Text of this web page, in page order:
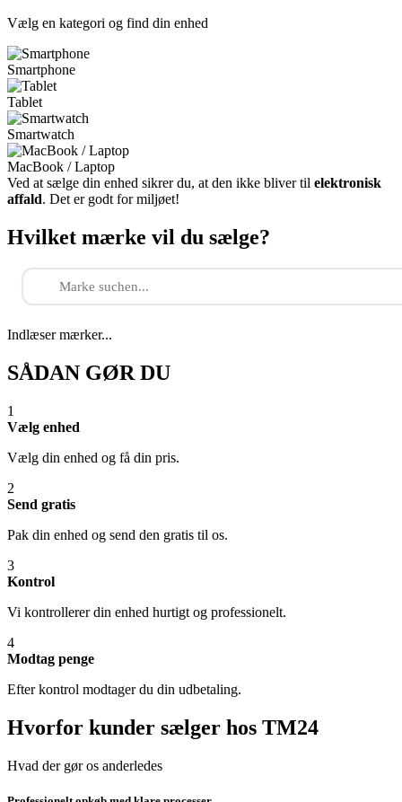
Vælg en kategori og find din enhed
Smartphone
Tablet
Smartwatch
MacBook / Laptop
Ved at sælge din enhed sikrer du, at den ikke bliver til elektronisk
affald. Det er godt for miljøet!
Hvilket mærke vil du sælge?
Indlæser mærker...
SÅDAN GØR DU
1
Vælg enhed
Vælg din enhed og få din pris.
2
Send gratis
Pak din enhed og send den gratis til os.
3
Kontrol
Vi kontrollerer din enhed hurtigt og professionelt.
4
Modtag penge
Efter kontrol modtager du din udbetaling.
Hvorfor kunder sælger hos TM24
Hvad der gør os anderledes